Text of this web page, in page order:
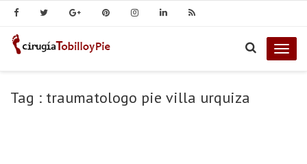
Tag : traumatologo pie villa urquiza